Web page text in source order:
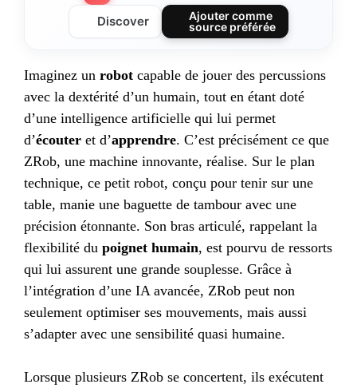
Discover
Ajouter comme
source préférée
Imaginez un robot capable de jouer des percussions
avec la dextérité d’un humain, tout en étant doté
d’une intelligence artificielle qui lui permet
d’écouter et d’apprendre. C’est précisément ce que
ZRob, une machine innovante, réalise. Sur le plan
technique, ce petit robot, conçu pour tenir sur une
table, manie une baguette de tambour avec une
précision étonnante. Son bras articulé, rappelant la
flexibilité du poignet humain, est pourvu de ressorts
qui lui assurent une grande souplesse. Grâce à
l’intégration d’une IA avancée, ZRob peut non
seulement optimiser ses mouvements, mais aussi
s’adapter avec une sensibilité quasi humaine.
Lorsque plusieurs ZRob se concertent, ils exécutent